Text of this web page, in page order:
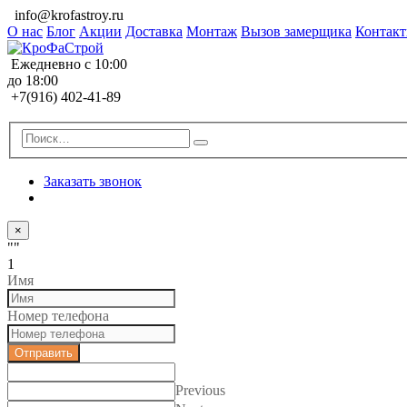
info@krofastroy.ru
О нас Блог Акции Доставка Монтаж Вызов замерщика
Ежедневно с 10:00
до 18:00
+7(916) 402-41-89
Заказать звонок
×
""
1
Имя
Номер телефона
Отправить
Previous